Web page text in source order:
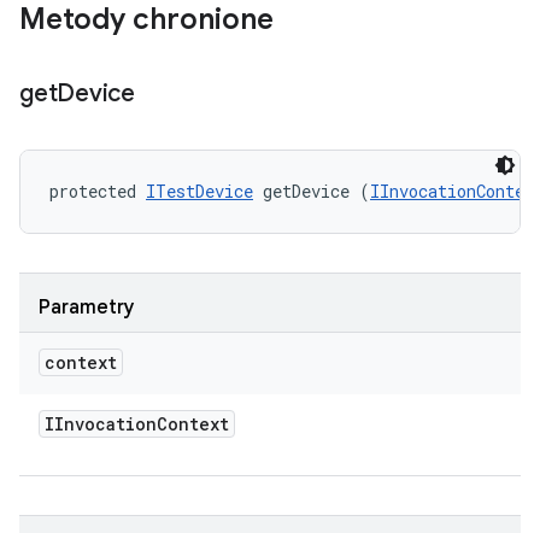
Metody chronione
getDevice
protected ITestDevice getDevice (
Parametry
context
IInvocationContext